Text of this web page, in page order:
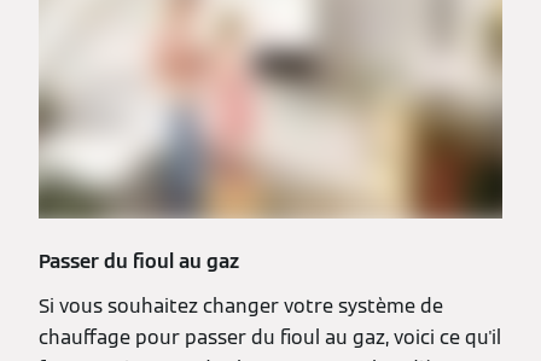
Passer du fioul au gaz
Si vous souhaitez changer votre système de
chauffage pour passer du fioul au gaz, voici ce qu'il